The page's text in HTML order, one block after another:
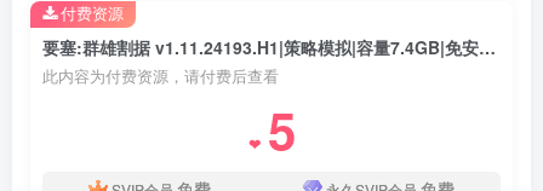
要塞:群雄割据 v1.11.24193.H1|策略模拟|容量7.4GB|免安装绿色中文版
此内容为付费资源，请付费后查看
❤ 5
付费资源